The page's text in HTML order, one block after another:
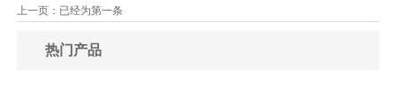
上一页：已经为第一条
热门产品